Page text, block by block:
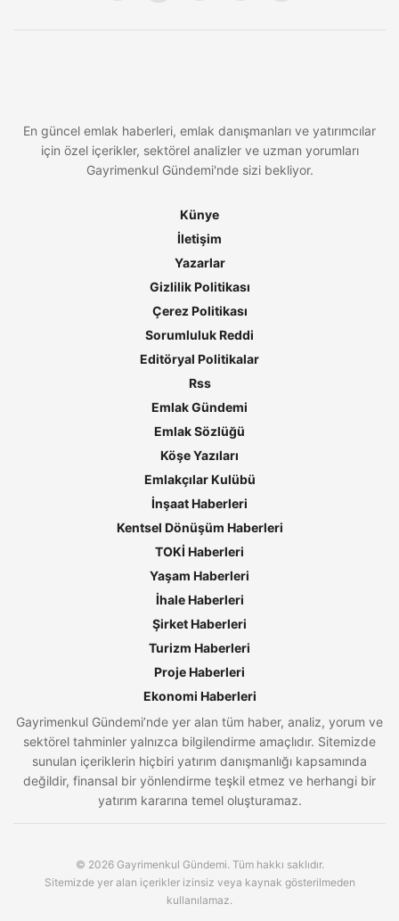
En güncel emlak haberleri, emlak danışmanları ve yatırımcılar
için özel içerikler, sektörel analizler ve uzman yorumları
Gayrimenkul Gündemi'nde sizi bekliyor.
Künye
İletişim
Yazarlar
Gizlilik Politikası
Çerez Politikası
Sorumluluk Reddi
Editöryal Politikalar
Rss
Emlak Gündemi
Emlak Sözlüğü
Köşe Yazıları
Emlakçılar Kulübü
İnşaat Haberleri
Kentsel Dönüşüm Haberleri
TOKİ Haberleri
Yaşam Haberleri
İhale Haberleri
Şirket Haberleri
Turizm Haberleri
Proje Haberleri
Ekonomi Haberleri
Gayrimenkul Gündemi’nde yer alan tüm haber, analiz, yorum ve
sektörel tahminler yalnızca bilgilendirme amaçlıdır. Sitemizde
sunulan içeriklerin hiçbiri yatırım danışmanlığı kapsamında
değildir, finansal bir yönlendirme teşkil etmez ve herhangi bir
yatırım kararına temel oluşturamaz.
© 2026 Gayrimenkul Gündemi. Tüm hakkı saklıdır.
Sitemizde yer alan içerikler izinsiz veya kaynak gösterilmeden
kullanılamaz.